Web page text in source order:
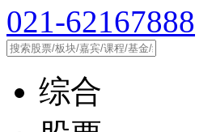
021-62167888
综合